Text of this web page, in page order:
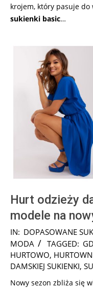
krojem, który pasuje
sukienki basic…
Hurt odzieży
modele na
2023-
07-
09
IN: DOPASOWANE
MODA
TAGGED:
HURTOWO,
DAMSKIEJ SUKIENKI,
Nowy sezon zbliża się